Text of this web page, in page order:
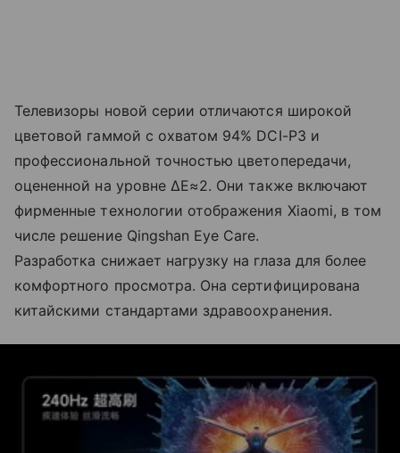
Телевизоры новой серии отличаются широкой
цветовой гаммой с охватом 94% DCI-P3 и
профессиональной точностью цветопередачи,
оцененной на уровне ΔE≈2. Они также включают
фирменные технологии отображения Xiaomi, в том
числе решение Qingshan Eye Care.
Разработка снижает нагрузку на глаза для более
комфортного просмотра. Она сертифицирована
китайскими стандартами здравоохранения.